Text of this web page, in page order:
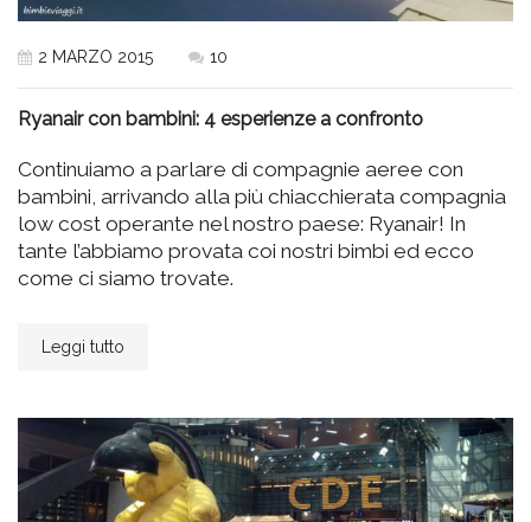
2 MARZO 2015 10
Ryanair con bambini: 4 esperienze a confronto
Continuiamo a parlare di compagnie aeree con
bambini, arrivando alla più chiacchierata compagnia
low cost operante nel nostro paese: Ryanair! In
tante l’abbiamo provata coi nostri bimbi ed ecco
come ci siamo trovate.
Leggi tutto